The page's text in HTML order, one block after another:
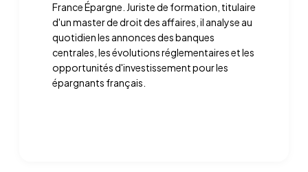
France Épargne. Juriste de formation, titulaire
d'un master de droit des affaires, il analyse au
quotidien les annonces des banques
centrales, les évolutions réglementaires et les
opportunités d'investissement pour les
épargnants français.